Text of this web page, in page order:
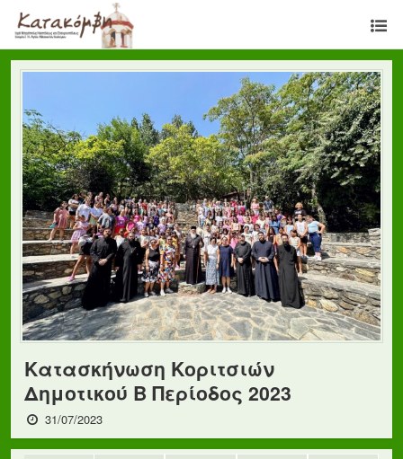
Κατασκήνωση Κοριτσιών
Δημοτικού Β Περίοδος 2023
31/07/2023